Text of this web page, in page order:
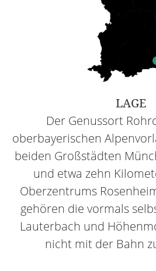
LAGE
Der Genussort
oberbayerischen
beiden Großstädten
und etwa zehn
Oberzentrums
gehören die vormals
Lauterbach und
nicht mit der Bahn